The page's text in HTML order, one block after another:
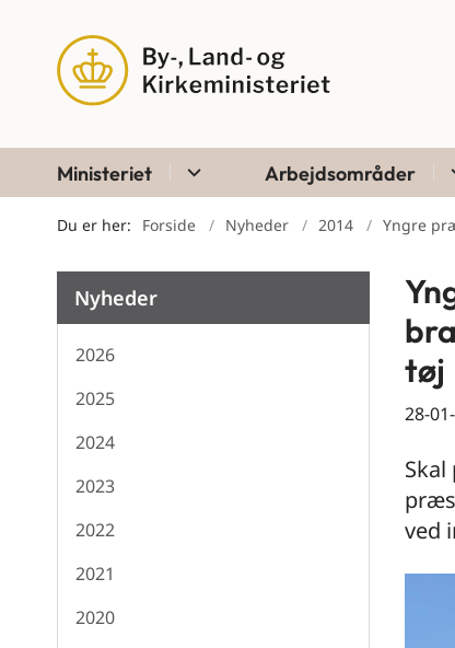
Ministeriet Arbejdsområder
Du er her: Forside Nyheder 2014 Yngre
Nyheder
2026
2025
2024
2023
2022
2021
2020
tøj
28-
ved